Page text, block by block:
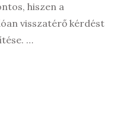
hiszen a
visszatérő kérdést
…